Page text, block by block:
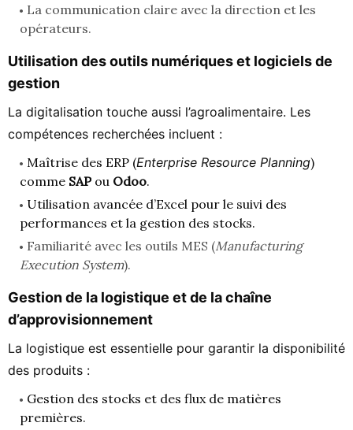
La communication claire avec la direction et les
opérateurs.
Utilisation des outils numériques et logiciels de
gestion
La digitalisation touche aussi l’agroalimentaire. Les
compétences recherchées incluent :
Maîtrise des ERP (Enterprise Resource Planning)
comme SAP ou Odoo.
Utilisation avancée d’Excel pour le suivi des
performances et la gestion des stocks.
Familiarité avec les outils MES (Manufacturing
Execution System).
Gestion de la logistique et de la chaîne
d’approvisionnement
La logistique est essentielle pour garantir la disponibilité
des produits :
Gestion des stocks et des flux de matières
premières.